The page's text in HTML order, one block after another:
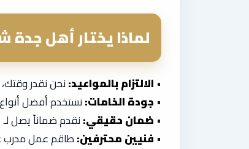
لماذا يختار أهل جدة
• الالتزام بالمواعيد:نحن نقدر
• جودة الخامات:نستخدم أفضل أنواع
• ضمان حقيقي:نقدم ضماناً يصل لـ 15 عاماً على أعمال العزل والسباكة.
• فنيين محترفين:طاقم عمل مدرب